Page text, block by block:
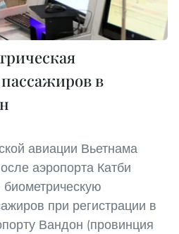
в
авиации Вьетнама
аэропорта Катби
при регистрации в
Вандон (провинция